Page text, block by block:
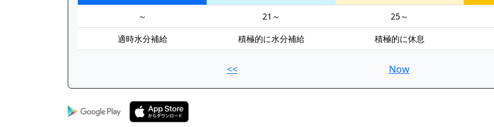
～
21～ 25～
適時水分補給
積極的に水分補給 積極的に休息
<< Now